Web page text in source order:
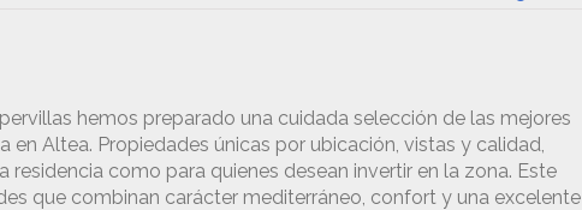
hemos preparado una cuidada selección de las mejores
Altea. Propiedades únicas por ubicación, vistas y calidad,
residencia como para quienes desean invertir en la zona. Este
que combinan carácter mediterráneo, confort y una excelente